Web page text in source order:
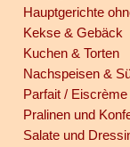
Hauptgerichte
Kekse & Gebäck
Kuchen & Torten
Nachspeisen &
Parfait /
Pralinen und
Salate und